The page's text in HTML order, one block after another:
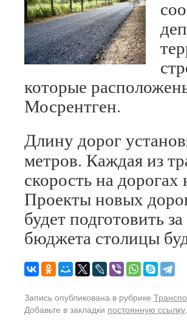
которые
Мосрентген.
Длину дорог
метров. Каждая из
скорость на
Проекты новых
будет подготовить
бюджета столицы
Запись опубликована в рубрике
Добавьте в закладки постоянную ссылку.